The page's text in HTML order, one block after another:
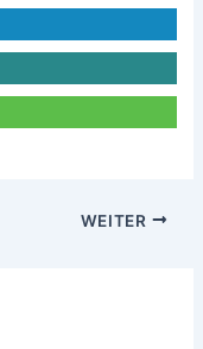
WEITER